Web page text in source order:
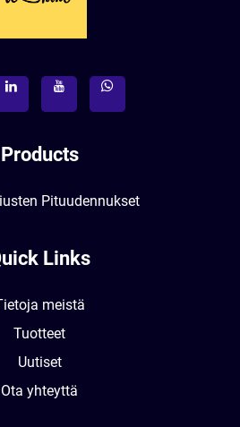
Products
Pituudennukset
Links
meistä
Tuotteet
Uutiset
Ota yhteyttä